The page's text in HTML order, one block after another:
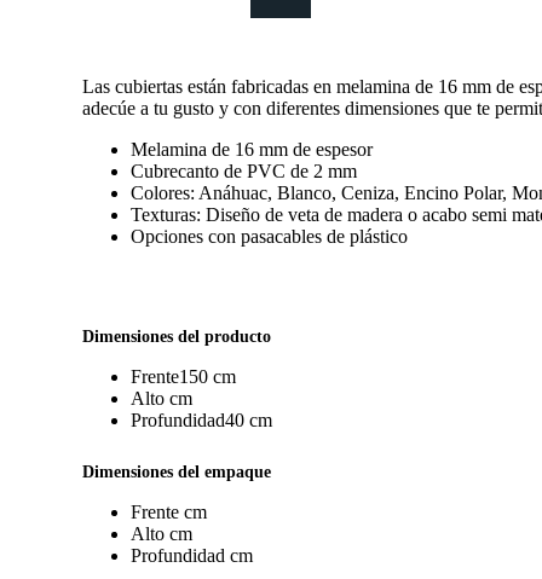
Las cubiertas están fabricadas en melamina de 16 mm de
adecúe a tu gusto y con diferentes dimensiones que te
Melamina de 16 mm de espesor
Cubrecanto de PVC de 2 mm
Colores: Anáhuac, Blanco, Ceniza, Encino Polar,
Texturas: Diseño de veta de madera o acabo semi
Opciones con pasacables de plástico
Dimensiones del producto
Frente150 cm
Alto cm
Profundidad40 cm
Dimensiones del empaque
Frente cm
Alto cm
Profundidad cm